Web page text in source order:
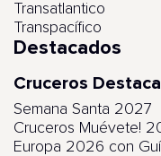
Transatlantico
Transpacífico
Destacados
Cruceros
Semana Santa 2027
Cruceros Muévete!
Europa 2026 con